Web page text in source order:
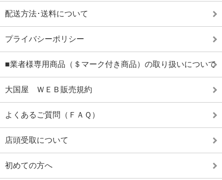
配送方法･送料について
プライバシーポリシー
■業者様専用商品（＄マーク付き商品）の取り扱いについて
大国屋 ＷＥＢ販売規約
よくあるご質問（ＦＡＱ）
店頭受取について
初めての方へ